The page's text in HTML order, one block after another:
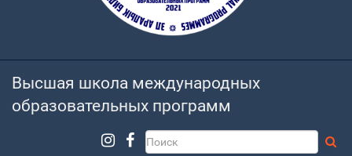
Высшая школа международных
образовательных программ